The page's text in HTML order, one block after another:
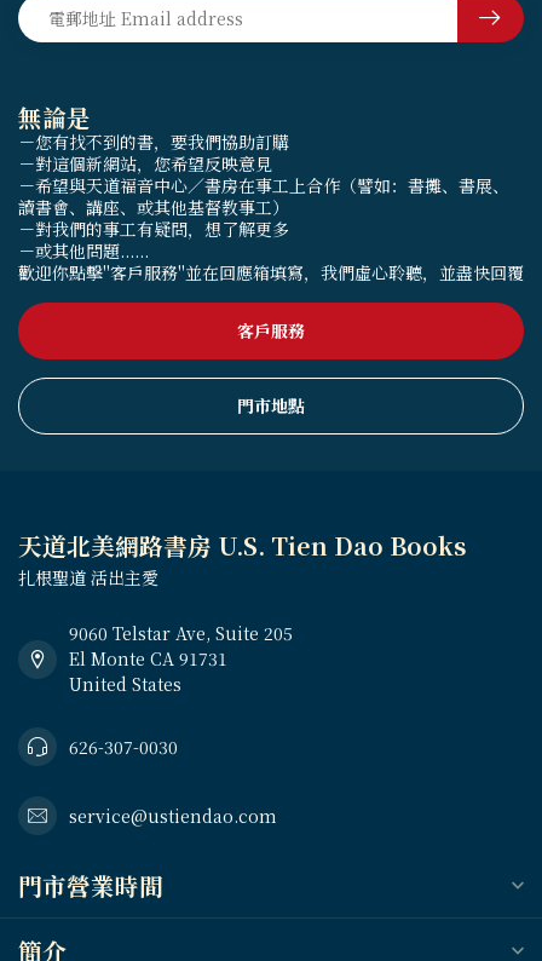
無論是
－您有找不到的書，要我們協助訂購
－對這個新網站，您希望反映意見
－希望與天道福音中心／書房在事工上合作（譬如：書攤、書展、
讀書會、講座、或其他基督教事工）
－對我們的事工有疑問，想了解更多
－或其他問題......
歡迎你點擊"客戶服務"並在回應箱填寫，我們虛心聆聽，並盡快回覆
客戶服務
門市地點
天道北美網路書房 U.S. Tien Dao Books
扎根聖道 活出主愛
9060 Telstar Ave, Suite 205
El Monte CA 91731
United States
626-307-0030
service@ustiendao.com
門市營業時間
簡介